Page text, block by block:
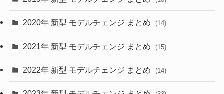
(27)
(35)
(10)
(9)
2020年 新型 モデルチェンジ まとめ (14)
2021年 新型 モデルチェンジ まとめ (15)
2022年 新型 モデルチェンジ まとめ (14)